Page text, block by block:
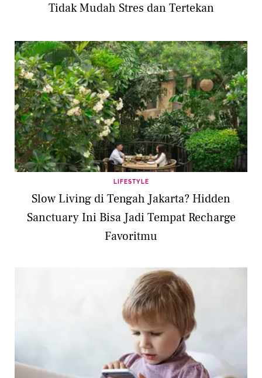
Tidak Mudah Stres dan Tertekan
LIFESTYLE
Slow Living di Tengah Jakarta? Hidden
Sanctuary Ini Bisa Jadi Tempat Recharge
Favoritmu